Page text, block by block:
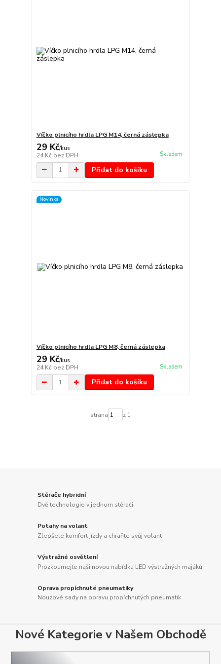
Víčko plnicího hrdla LPG M14, černá záslepka
29 Kč/kus
24 Kč bez DPH Skladem
Přidat do košíku
Novinka
Víčko plnicího hrdla LPG M8, černá záslepka
29 Kč/kus
24 Kč bez DPH Skladem
Přidat do košíku
strana z 1
Stěrače hybridní
Dvě technologie v jednom stěrači
Potahy na volant
Zlepšete komfort jízdy a chraňte svůj volant
Výstražné osvětlení
Prozkoumejte naši novou nabídku LED výstražných majáků
Oprava propíchnuté pneumatiky
Nouzové sady na opravu propíchnutých pneumatik
Nové Kategorie v Našem Obchodě